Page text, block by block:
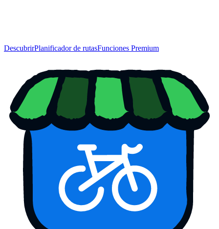
DescubrirPlanificador de rutasFunciones Premium